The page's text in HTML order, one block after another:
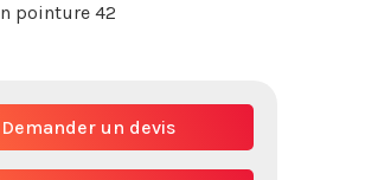
pointure 42
Demander un devis